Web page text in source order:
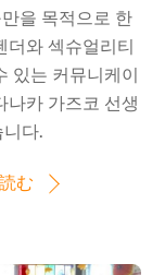
을 목적으로 한
더와 섹슈얼리티
있는 커뮤니케이
나카 가즈코 선생
다.
む